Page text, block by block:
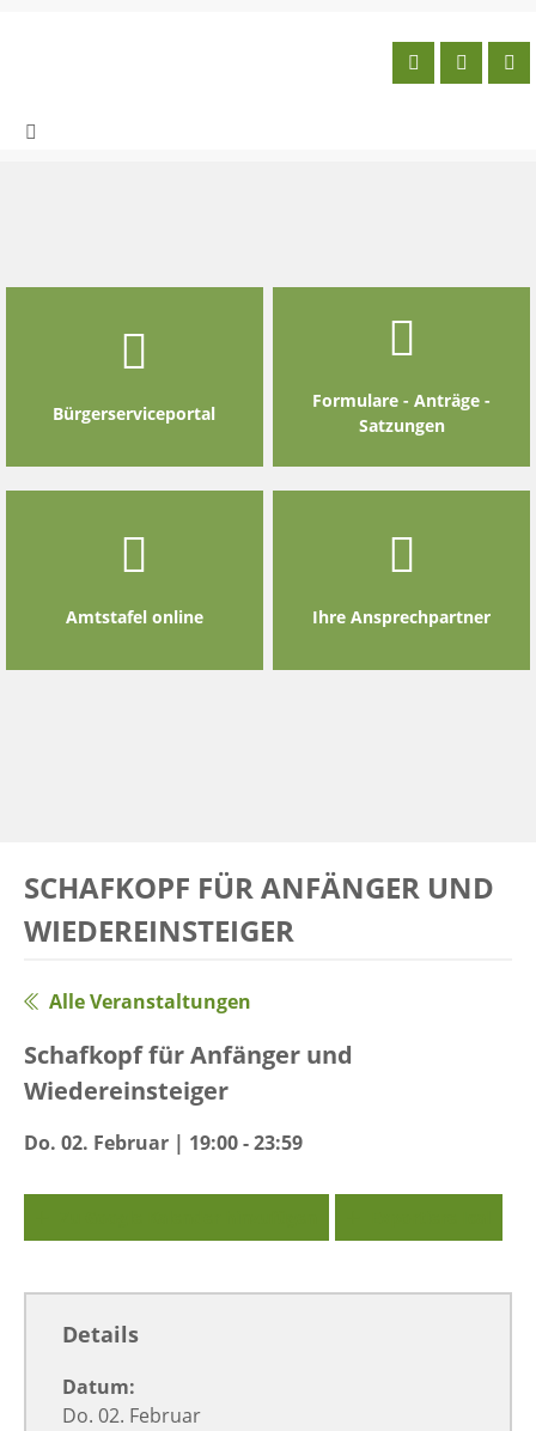
content
Bürgerserviceportal
Formulare - Anträge -
Satzungen
Amtstafel online Ihre Ansprechpartner
SCHAFKOPF FÜR ANFÄNGER UND
WIEDEREINSTEIGER
Alle Veranstaltungen
Schafkopf für Anfänger und
Wiedereinsteiger
Do. 02. Februar | 19:00 - 23:59
Details
Datum:
Do. 02. Februar